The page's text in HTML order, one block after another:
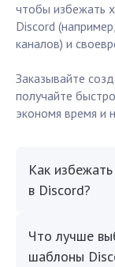
чтобы избежать
Discord
каналов) и
Заказывайте
получайте
экономя время и
Как
в Discord?
Что лучше
шаблоны